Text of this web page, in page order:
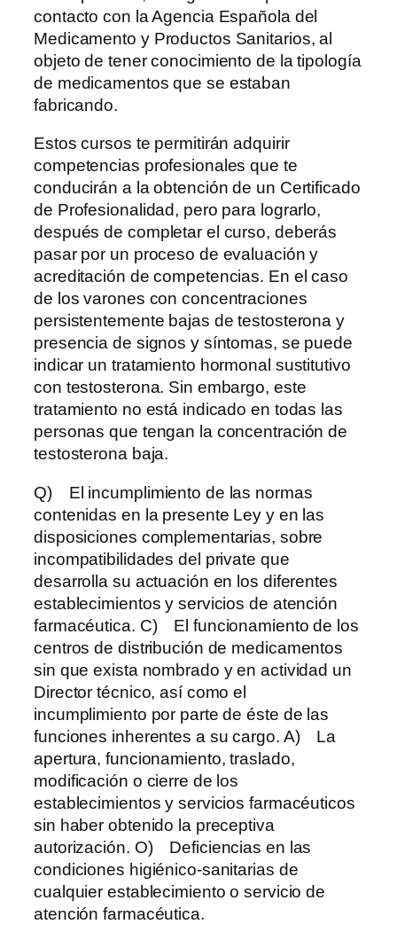
contacto con la Agencia Española del
Medicamento y Productos Sanitarios, al
objeto de tener conocimiento de la tipología
de medicamentos que se estaban
fabricando.
Estos cursos te permitirán adquirir
competencias profesionales que te
conducirán a la obtención de un Certificado
de Profesionalidad, pero para lograrlo,
después de completar el curso, deberás
pasar por un proceso de evaluación y
acreditación de competencias. En el caso
de los varones con concentraciones
persistentemente bajas de testosterona y
presencia de signos y síntomas, se puede
indicar un tratamiento hormonal sustitutivo
con testosterona. Sin embargo, este
tratamiento no está indicado en todas las
personas que tengan la concentración de
testosterona baja.
Q) El incumplimiento de las normas
contenidas en la presente Ley y en las
disposiciones complementarias, sobre
incompatibilidades del private que
desarrolla su actuación en los diferentes
establecimientos y servicios de atención
farmacéutica. C) El funcionamiento de los
centros de distribución de medicamentos
sin que exista nombrado y en actividad un
Director técnico, así como el
incumplimiento por parte de éste de las
funciones inherentes a su cargo. A) La
apertura, funcionamiento, traslado,
modificación o cierre de los
establecimientos y servicios farmacéuticos
sin haber obtenido la preceptiva
autorización. O) Deficiencias en las
condiciones higiénico-sanitarias de
cualquier establecimiento o servicio de
atención farmacéutica.